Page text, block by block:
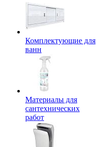
Комплектующие для
ванн
Материалы для
сантехнических
работ